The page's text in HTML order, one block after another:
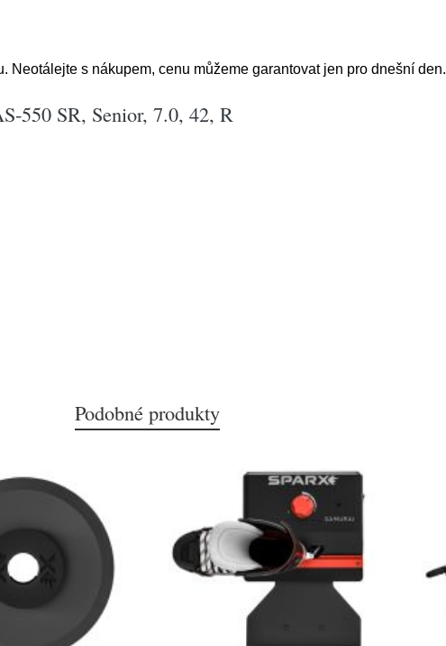
Neotálejte s nákupem, cenu můžeme garantovat jen pro dnešní den.
550 SR, Senior, 7.0, 42, R
Podobné produkty